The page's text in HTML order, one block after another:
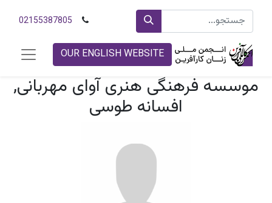
02155387805
OUR ENGLISH WEBSITE
موسسه فرهنگی هنری آوای مهربانی,
افسانه طوسی